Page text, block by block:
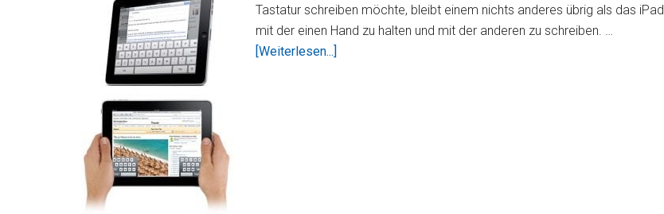
Tastatur schreiben möchte, bleibt einem nichts anderes übrig als das iPad
mit der einen Hand zu halten und mit der anderen zu schreiben. …
[Weiterlesen...]